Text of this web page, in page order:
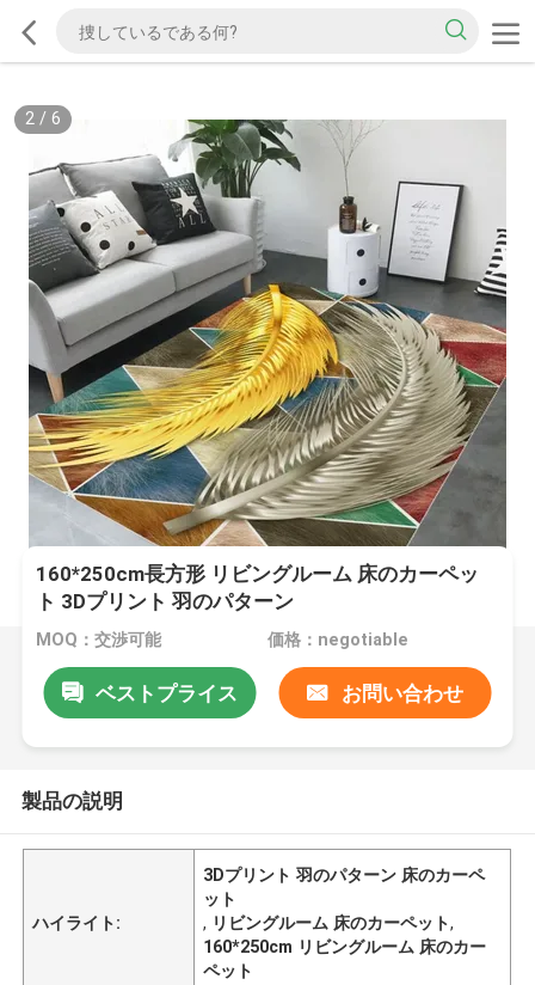
2/ 6
160*250cm長方形 リビングルーム 床のカーペッ
ト 3Dプリント 羽のパターン
MOQ：交渉可能 価格：negotiable
ベストプライス お問い合わせ
製品の説明
ハイライト:
3Dプリント 羽のパターン 床のカーペ
ット
, リビングルーム 床のカーペット,
160*250cm リビングルーム 床のカー
ペット